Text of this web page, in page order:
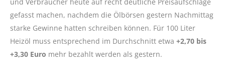
gefasst machen, nachdem die Ölbörsen gestern Nachmittag
starke Gewinne hatten schreiben können. Für 100 Liter
Heizöl muss entsprechend im Durchschnitt etwa +2,70 bis
+3,30 Euro mehr bezahlt werden als gestern.